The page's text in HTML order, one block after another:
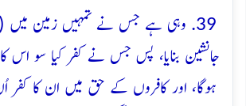
39. وہی ہے جس نے تمہیں زمین میں
جانشین بنایا، پس جس نے کفر کیا سو اس
ہوگا، اور کافروں کے حق میں ان کا